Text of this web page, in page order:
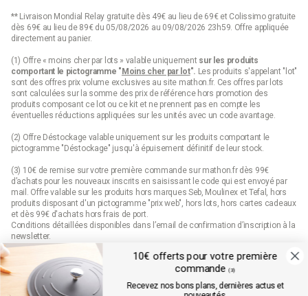
** Livraison Mondial Relay gratuite dès 49€ au lieu de 69€ et Colissimo gratuite
dès 69€ au lieu de 89€ du 05/08/2026 au 09/08/2026 23h59. Offre appliquée
directement au panier.
(1) Offre « moins cher par lots » valable uniquement sur les produits
comportant le pictogramme "Moins cher par lot". Les produits s'appelant "lot"
sont des offres prix volume exclusives au site mathon.fr. Ces offres par lots
sont calculées sur la somme des prix de référence hors promotion des
produits composant ce lot ou ce kit et ne prennent pas en compte les
éventuelles réductions appliquées sur les unités avec un code avantage.
(2) Offre Déstockage valable uniquement sur les produits comportant le
pictogramme "Déstockage" jusqu'à épuisement définitif de leur stock.
(3) 10€ de remise sur votre première commande sur mathon.fr dès 99€
d’achats pour les nouveaux inscrits en saisissant le code qui est envoyé par
mail. Offre valable sur les produits hors marques Seb, Moulinex et Tefal, hors
produits disposant d'un pictogramme "prix web", hors lots, hors cartes cadeaux
et dès 99€ d'achats hors frais de port.
Conditions détaillées disponibles dans l’email de confirmation d’inscription à la
newsletter.
(4) Offre « Prix web » valable uniquement sur les produits comportant le
pictogramme "prix web". Les produits indiqués "prix web" sont des offres
exclusives au site mathon.fr. Offre non applicable en magasin ou en catalogue.
10€ offerts pour votre première
commande (3)
Recevez nos bons plans, dernières actus et